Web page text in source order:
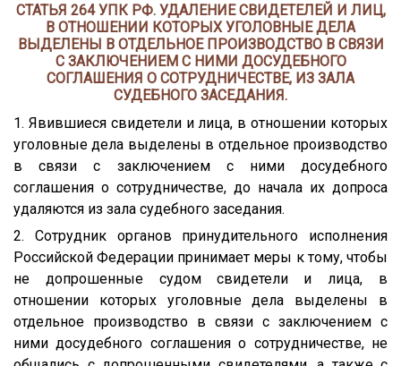
СТАТЬЯ 264 УПК РФ. УДАЛЕНИЕ СВИДЕТЕЛЕЙ И ЛИЦ,
В ОТНОШЕНИИ КОТОРЫХ УГОЛОВНЫЕ ДЕЛА
ВЫДЕЛЕНЫ В ОТДЕЛЬНОЕ ПРОИЗВОДСТВО В СВЯЗИ
С ЗАКЛЮЧЕНИЕМ С НИМИ ДОСУДЕБНОГО
СОГЛАШЕНИЯ О СОТРУДНИЧЕСТВЕ, ИЗ ЗАЛА
СУДЕБНОГО ЗАСЕДАНИЯ.
1. Явившиеся свидетели и лица, в отношении которых
уголовные дела выделены в отдельное производство
в связи с заключением с ними досудебного
соглашения о сотрудничестве, до начала их допроса
удаляются из зала судебного заседания.
2. Сотрудник органов принудительного исполнения
Российской Федерации принимает меры к тому, чтобы
не допрошенные судом свидетели и лица, в
отношении которых уголовные дела выделены в
отдельное производство в связи с заключением с
ними досудебного соглашения о сотрудничестве, не